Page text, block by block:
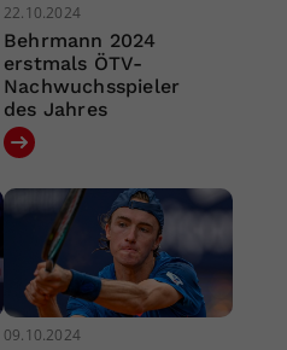
22.10.2024
Behrmann 2024
erstmals ÖTV-
Nachwuchsspieler
des Jahres
09.10.2024